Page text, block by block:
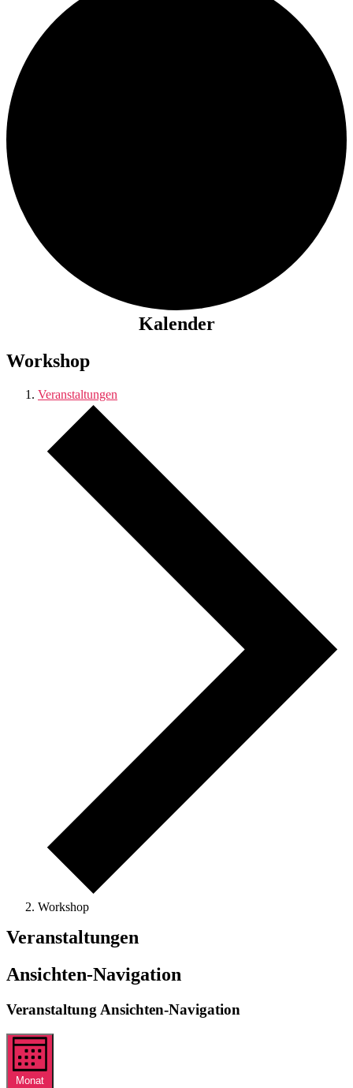
Kalender
Workshop
Veranstaltungen
Workshop
Veranstaltungen
Ansichten-Navigation
Veranstaltung Ansichten-Navigation
Monat